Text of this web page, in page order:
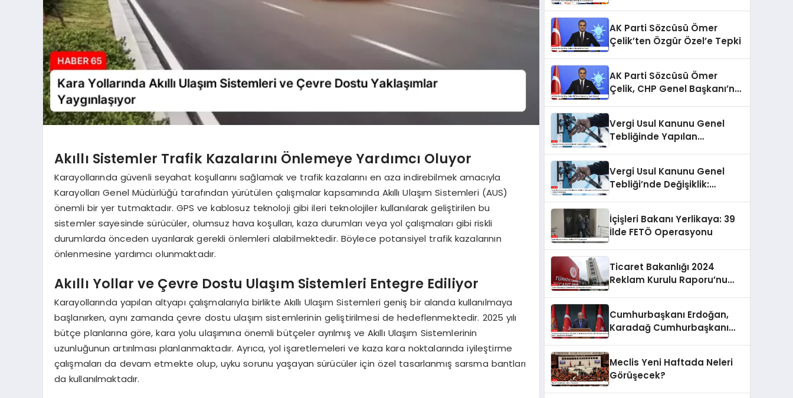
Akıllı Sistemler Trafik Kazalarını Önlemeye Yardımcı Oluyor
Karayollarında güvenli seyahat koşullarını sağlamak ve trafik kazalarını en aza indirebilmek amacıyla
Karayolları Genel Müdürlüğü tarafından yürütülen çalışmalar kapsamında Akıllı Ulaşım Sistemleri (AUS)
önemli bir yer tutmaktadır. GPS ve kablosuz teknoloji gibi ileri teknolojiler kullanılarak geliştirilen bu
sistemler sayesinde sürücüler, olumsuz hava koşulları, kaza durumları veya yol çalışmaları gibi riskli
durumlarda önceden uyarılarak gerekli önlemleri alabilmektedir. Böylece potansiyel trafik kazalarının
önlenmesine yardımcı olunmaktadır.
Akıllı Yollar ve Çevre Dostu Ulaşım Sistemleri Entegre Ediliyor
Karayollarında yapılan altyapı çalışmalarıyla birlikte Akıllı Ulaşım Sistemleri geniş bir alanda kullanılmaya
başlanırken, aynı zamanda çevre dostu ulaşım sistemlerinin geliştirilmesi de hedeflenmektedir. 2025 yılı
bütçe planlarına göre, kara yolu ulaşımına önemli bütçeler ayrılmış ve Akıllı Ulaşım Sistemlerinin
uzunluğunun artırılması planlanmaktadır. Ayrıca, yol işaretlemeleri ve kaza kara noktalarında iyileştirme
çalışmaları da devam etmekte olup, uyku sorunu yaşayan sürücüler için özel tasarlanmış sarsma bantları
da kullanılmaktadır.
AK Parti Sözcüsü Ömer
Çelik’ten Özgür Özel’e Tepki
AK Parti Sözcüsü Ömer
Çelik, CHP Genel Başkanı’na
Vergi Usul Kanunu Genel
Tebliğinde Yapılan
Vergi Usul Kanunu Genel
Tebliği’nde Değişiklik:
Zorunluluğu
İçişleri Bakanı Yerlikaya: 39
İlde FETÖ Operasyonu
Ticaret Bakanlığı 2024
Reklam Kurulu Raporu’nu
Cumhurbaşkanı Erdoğan,
Karadağ Cumhurbaşkanı
Gerçekleştirdi
Meclis Yeni Haftada Neleri
Görüşecek?